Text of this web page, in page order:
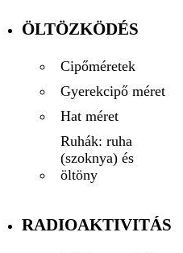
ÖLTÖZKÖDÉS
Cipőméretek
Gyerekcipő méret
Hat méret
Ruhák: ruha
(szoknya) és
öltöny
RADIOAKTIVITÁS